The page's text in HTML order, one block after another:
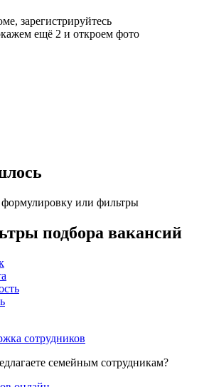
зарегистрируйтесь
ещё 2 и откроем фото
или фильтры
подбора вакансий
сотрудников
семейным сотрудникам?